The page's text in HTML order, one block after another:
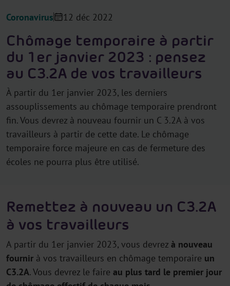
Coronavirus 12 déc 2022
Chômage temporaire à partir
du 1er janvier 2023 : pensez
au C3.2A de vos travailleurs
À partir du 1er janvier 2023, les derniers
assouplissements au chômage temporaire prendront
fin. Vous devrez à nouveau fournir un C 3.2A à vos
travailleurs à partir de cette date. Le chômage
temporaire force majeure en cas de fermeture des
écoles ne pourra plus être utilisé.
Remettez à nouveau un C3.2A
à vos travailleurs
A partir du 1er janvier 2023, vous devrez à nouveau
fournir à vos travailleurs en chômage temporaire un
C3.2A. Vous devrez le faire au plus tard le premier jour